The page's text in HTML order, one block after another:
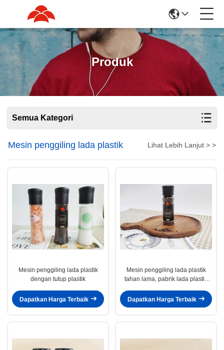
Produk
Semua Kategori
Mesin penggiling lada plastik Lihat Lebih Lanjut > >
Mesin penggiling lada plastik
dengan tutup plastik
Dapatkan Harga Terbaik
Mesin penggiling lada plastik
tahan lama, pabrik lada plastik
Dapatkan Harga Terbaik